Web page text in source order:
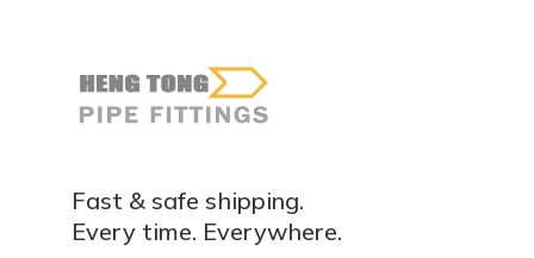
Fast & safe shipping.
Every time. Everywhere.